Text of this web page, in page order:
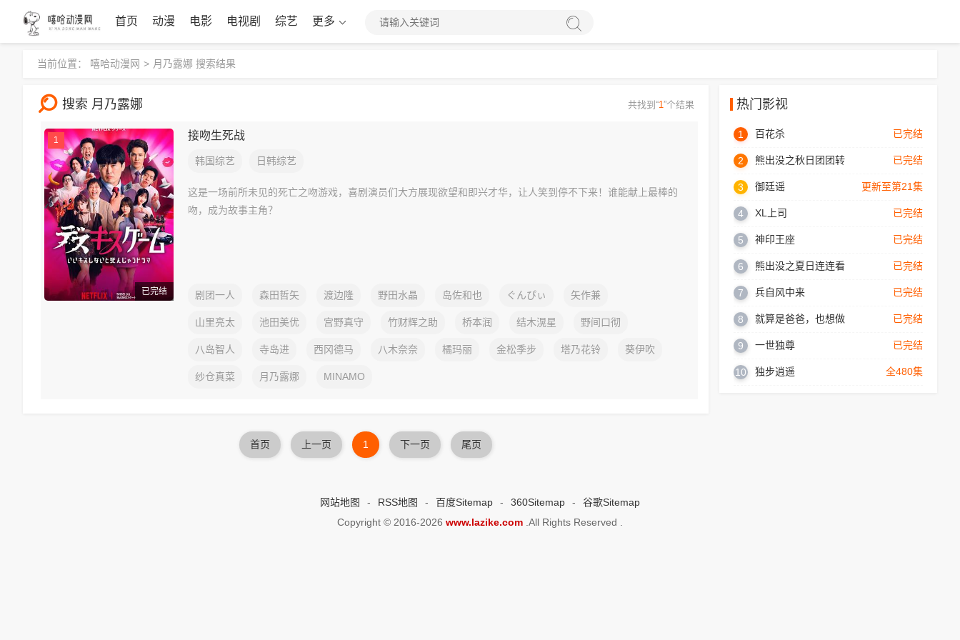
首页 动漫 电影 电视剧 综艺 更多
当前位置： 嘻哈动漫网 > 月乃露娜 搜索结果
搜索 月乃露娜 共找到“1”个结果
已完结
1 接吻生死战
韩国综艺 日韩综艺
这是一场前所未见的死亡之吻游戏，喜剧演员们大方展现欲望和即兴才华，让人笑到停不下来！谁能献上最棒的
吻，成为故事主角？
剧团一人 森田哲矢 渡边隆 野田水晶 岛佐和也 ぐんぴぃ 矢作兼
山里亮太 池田美优 宫野真守 竹财辉之助 桥本润 结木滉星 野间口彻
八岛智人 寺岛进 西冈德马 八木奈奈 橘玛丽 金松季步 塔乃花铃 葵伊吹
纱仓真菜 月乃露娜 MINAMO
首页 上一页 1 下一页 尾页
热门影视
1 已完结
百花杀
2 已完结
熊出没之秋日团团转
3 更新至第21集
御廷谣
4 已完结
XL上司
5 已完结
神印王座
6 已完结
熊出没之夏日连连看
7 已完结
兵自风中来
8 已完结
就算是爸爸，也想做
9 已完结
一世独尊
10 全480集
独步逍遥
网站地图 - RSS地图 - 百度Sitemap - 360Sitemap -
谷歌Sitemap
Copyright © 2016-2026 www.lazike.com .All Rights Reserved .